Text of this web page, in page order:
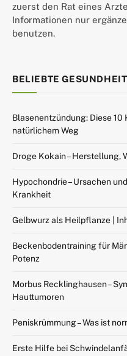
zuerst den Rat eines
Informationen nur
benutzen.
BELIEBTE
Blasenentzündung: Diese
natürlichem Weg
Droge Kokain – Herstellung,
Hypochondrie – Ursachen
Krankheit
Gelbwurz als Heilpflanze |
Beckenbodentraining für
Potenz
Morbus Recklinghausen –
Hauttumoren
Peniskrümmung – Was ist
Erste Hilfe bei